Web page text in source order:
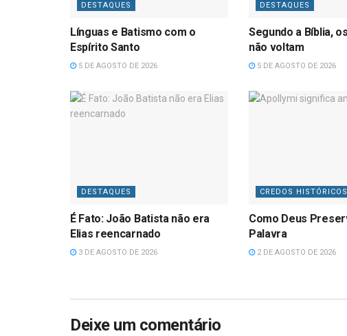
DESTAQUES
Línguas e Batismo com o
Espírito Santo
5 DE AGOSTO DE 2026
DESTAQUES
Segundo a Bíblia,
não voltam
5 DE AGOSTO DE 2026
DESTAQUES
É Fato: João Batista não era
Elias reencarnado
3 DE AGOSTO DE 2026
CREDOS HISTÓRICOS
Como Deus
Palavra
2 DE AGOSTO DE 2026
Deixe um comentário